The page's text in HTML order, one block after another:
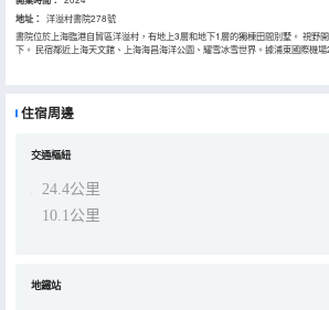
地址：
洋溢村書院278號
書院位於上海臨港自貿區洋溢村，有地上3層和地下1層的獨棟田間別墅。 視野
下。 民宿鄰近上海天文館、上海海昌海洋公園、耀雪冰雪世界。據浦東國際機場
住宿周邊
交通樞紐
24.4公里
10.1公里
地鐵站